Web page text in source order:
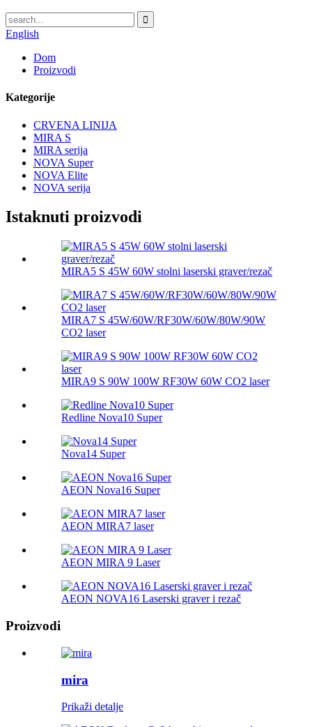
English
Dom
Proizvodi
Kategorije
CRVENA LINIJA
MIRA S
MIRA serija
NOVA Super
NOVA Elite
NOVA serija
Istaknuti proizvodi
MIRA5 S 45W 60W stolni laserski graver/rezač
MIRA7 S 45W/60W/RF30W/60W/80W/90W
CO2 laser
MIRA9 S 90W 100W RF30W 60W CO2 laser
Redline Nova10 Super
Nova14 Super
AEON Nova16 Super
AEON MIRA7 laser
AEON MIRA 9 Laser
AEON NOVA16 Laserski graver i rezač
Proizvodi
mira
Prikaži detalje